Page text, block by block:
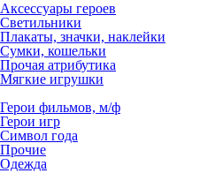
Аксессуары героев
Светильники
Плакаты, значки, наклейки
Сумки, кошельки
Прочая атрибутика
Мягкие игрушки
Герои фильмов, м/ф
Герои игр
Символ года
Прочие
Одежда